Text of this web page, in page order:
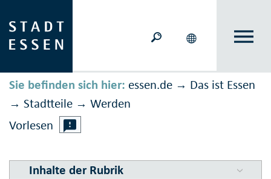
Sie befinden sich hier: essen.de → Das ist Essen
→ Stadtteile → Werden
Vorlesen
Inhalte der Rubrik